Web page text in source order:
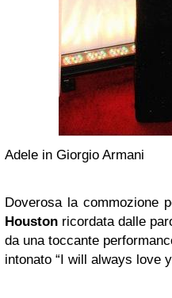
Adele in Giorgio Armani
Doverosa la commozione
Houston ricordata dalle
da una toccante
intonato “I will always love